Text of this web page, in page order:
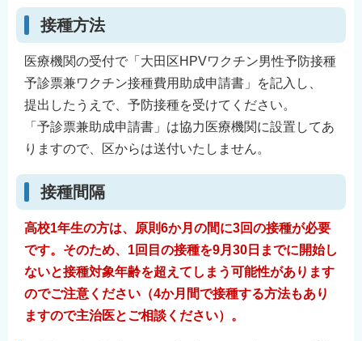
接種方法
医療機関の受付で「大田区HPVワクチン男性予防接種
予診票兼ワクチン接種費用助成申請書」を記入し、
提出したうえで、予防接種を受けてください。
「予診票兼助成申請書」は協力医療機関に設置してあ
りますので、区からは送付いたしません。
接種間隔
高校1年生の方は、原則6か月の間に3回の接種が必要
です。そのため、1回目の接種を9月30日までに開始し
ないと接種対象年齢を超えてしまう可能性があります
のでご注意ください（4か月間で接種する方法もあり
ますので主治医とご相談ください）。